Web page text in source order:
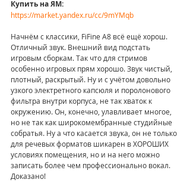
Купить на ЯМ:
https://market.yandex.ru/cc/9mYMqb
Начнём с классики, FiFine A8 всё ещё хорош.
Отличный звук. Внешний вид подстать
игровым сборкам. Так что для стримов
особенно игровых прям хорошо. Звук чистый,
плотный, раскрытый. Ну и с учётом довольно
узкого электретного капсюля и поролонового
фильтра внутри корпуса, не так хваток к
окружению. Он, конечно, улавливает многое,
но не так как широкомембранные студийные
собратья. Ну а что касается звука, он не только
для речевых форматов шикарен в ХОРОШИХ
условиях помещения, но и на него можно
записать более чем профессионально вокал.
Доказано!